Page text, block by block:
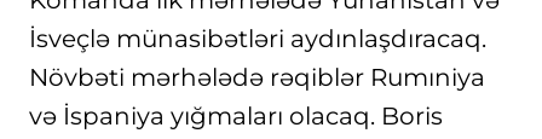
İsveçlə münasibətləri aydınlaşdıracaq.
Növbəti mərhələdə rəqiblər Rumıniya
və İspaniya yığmaları olacaq. Boris